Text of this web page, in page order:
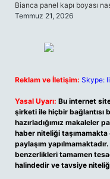
Bianca panel kapı boyası
Temmuz 21, 2026
Reklam ve İletişim: Skype:
Yasal Uyarı: Bu internet
şirketi ile hiçbir bağlantısı
hazırladığımız makaleler
haber niteliği
paylaşım
benzerlikleri tamamen
halindedir ve tavsiye